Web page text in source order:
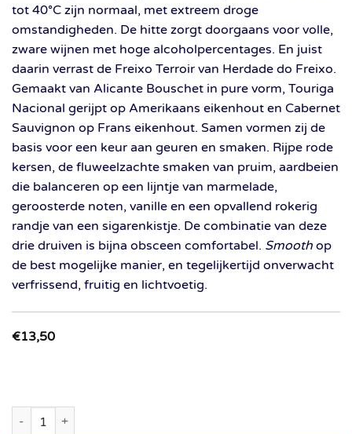
tot 40°C zijn normaal, met extreem droge
omstandigheden. De hitte zorgt doorgaans voor volle,
zware wijnen met hoge alcoholpercentages. En juist
daarin verrast de Freixo Terroir van Herdade do Freixo.
Gemaakt van Alicante Bouschet in pure vorm, Touriga
Nacional gerijpt op Amerikaans eikenhout en Cabernet
Sauvignon op Frans eikenhout. Samen vormen zij de
basis voor een keur aan geuren en smaken. Rijpe rode
kersen, de fluweelzachte smaken van pruim, aardbeien
die balanceren op een lijntje van marmelade,
geroosterde noten, vanille en een opvallend rokerig
randje van een sigarenkistje. De combinatie van deze
drie druiven is bijna obsceen comfortabel. Smooth op
de best mogelijke manier, en tegelijkertijd onverwacht
verfrissend, fruitig en lichtvoetig.
€13,50
Herdade do Freixo - Freixo Terroir 2021 aantal